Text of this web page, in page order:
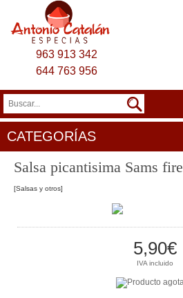
963 913 342
644 763 956
CATEGORÍAS
Salsa picantisima Sams fire
[Salsas y otros]
5,90€
IVA incluido